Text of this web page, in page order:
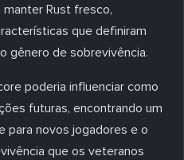
Rust fresco,
que definiram
gênero de sobrevivência.
poderia influenciar como
futuras, encontrando um
para novos jogadores e o
que os veteranos